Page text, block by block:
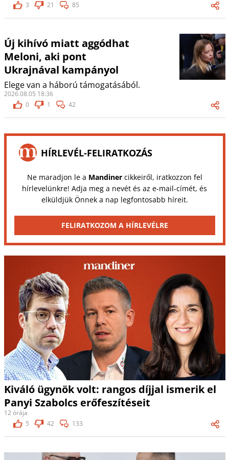
3
21 85
Új kihívó miatt aggódhat
Meloni, aki pont
Ukrajnával kampányol
Elege van a háború támogatásából.
2026.08.05 18:36
0
1 42
HÍRLEVÉL-FELIRATKOZÁS
Ne maradjon le a Mandinercikkeiről, iratkozzon fel
hírlevelünkre! Adja meg a nevét és az e-mail-címét, és
elküldjük Önnek a nap legfontosabb híreit.
FELIRATKOZOM A HÍRLEVÉLRE
Kiváló ügynök volt: rangos díjjal ismerik el
Panyi Szabolcs erőfeszítéseit
12 órája
5
42 133